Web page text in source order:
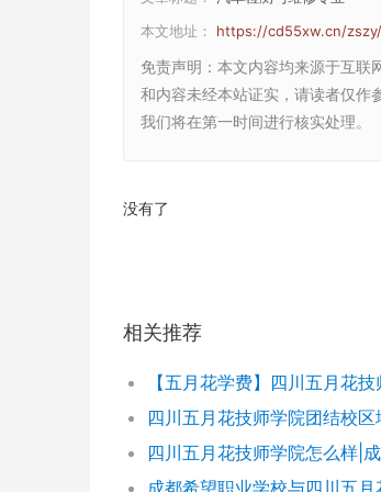
本文地址： https://cd55xw.cn/
免责声明 ：本文内容均来源于互
和内容未经本站证实，请读者仅作
我们将在第一时间进行核实处理。
没有了
相关推荐